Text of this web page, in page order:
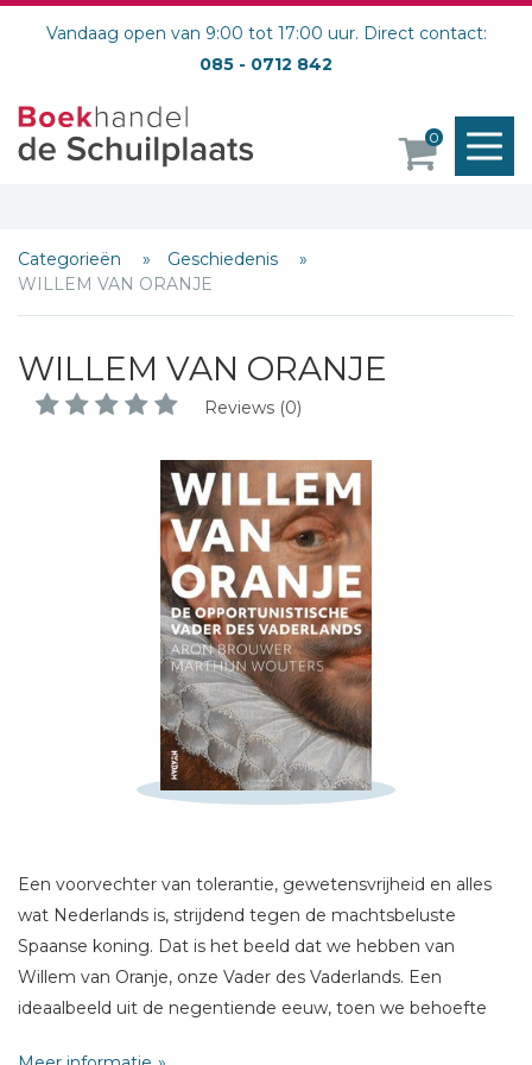
Vandaag open van 9:00 tot 17:00 uur. Direct contact:
085 - 0712 842
0
Categorieën
Geschiedenis
WILLEM VAN ORANJE
WILLEM VAN ORANJE
Reviews (0)
Een voorvechter van tolerantie, gewetensvrijheid en alles
wat Nederlands is, strijdend tegen de machtsbeluste
Spaanse koning. Dat is het beeld dat we hebben van
Willem van Oranje, onze Vader des Vaderlands. Een
ideaalbeeld uit de negentiende eeuw, toen we behoefte
Schrijf hieronder je review!
Bericht *